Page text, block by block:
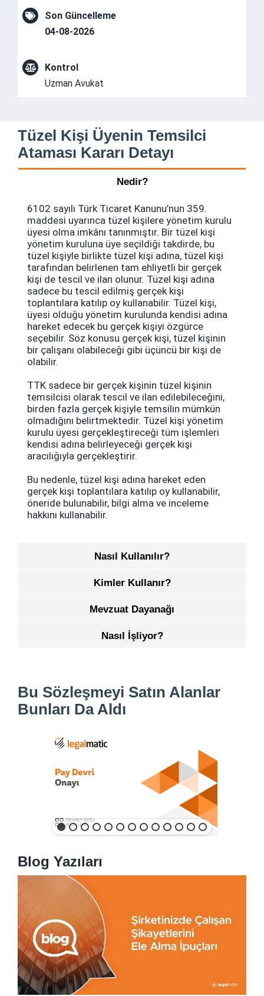
Son Güncelleme
04-08-2026
Kontrol
Uzman Avukat
Tüzel Kişi Üyenin Temsilci
Ataması Kararı Detayı
Nedir?
6102 sayılı Türk Ticaret Kanunu’nun 359.
maddesi uyarınca tüzel kişilere yönetim kurulu
üyesi olma imkânı tanınmıştır. Bir tüzel kişi
yönetim kuruluna üye seçildiği takdirde, bu
tüzel kişiyle birlikte tüzel kişi adına, tüzel kişi
tarafından belirlenen tam ehliyetli bir gerçek
kişi de tescil ve ilan olunur. Tüzel kişi adına
sadece bu tescil edilmiş gerçek kişi
toplantılara katılıp oy kullanabilir. Tüzel kişi,
üyesi olduğu yönetim kurulunda kendisi adına
hareket edecek bu gerçek kişiyi özgürce
seçebilir. Söz konusu gerçek kişi, tüzel kişinin
bir çalışanı olabileceği gibi üçüncü bir kişi de
olabilir.
TTK sadece bir gerçek kişinin tüzel kişinin
temsilcisi olarak tescil ve ilan edilebileceğini,
birden fazla gerçek kişiyle temsilin mümkün
olmadığını belirtmektedir. Tüzel kişi yönetim
kurulu üyesi gerçekleştireceği tüm işlemleri
kendisi adına belirleyeceği gerçek kişi
aracılığıyla gerçekleştirir.
Bu nedenle, tüzel kişi adına hareket eden
gerçek kişi toplantılara katılıp oy kullanabilir,
öneride bulunabilir, bilgi alma ve inceleme
hakkını kullanabilir.
Nasıl Kullanılır?
Kimler Kullanır?
Mevzuat Dayanağı
Nasıl İşliyor?
Bu Sözleşmeyi Satın Alanlar
Bunları Da Aldı
Blog Yazıları